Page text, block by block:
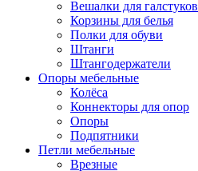
Вешалки для галстуков
Корзины для белья
Полки для обуви
Штанги
Штангодержатели
Опоры мебельные
Колёса
Коннекторы для опор
Опоры
Подпятники
Петли мебельные
Врезные